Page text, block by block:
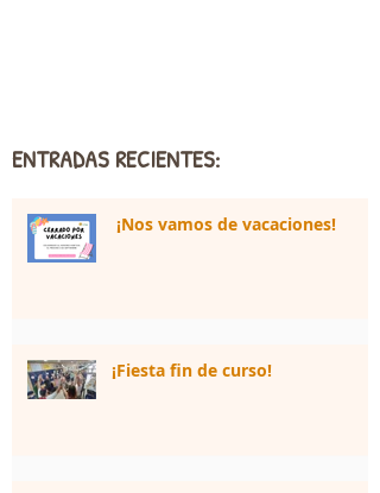
ENTRADAS RECIENTES:
¡Nos vamos de vacaciones!
¡Fiesta fin de curso!